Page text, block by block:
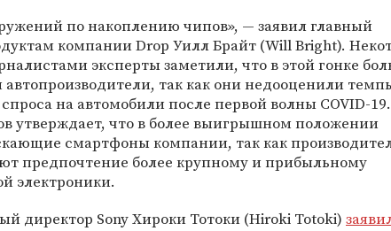
по накоплению чипов», — заявил главный
компании Drop Уилл Брайт (Will Bright).
эксперты заметили, что в этой гонке
автопроизводители, так как они недооценили
на автомобили после первой волны COVID-19.
утверждает, что в более выигрышном положении
смартфоны компании, так как
предпочтение более крупному и прибыльному
электроники.
директор Sony Хироки Тотоки (Hiroki Totoki)